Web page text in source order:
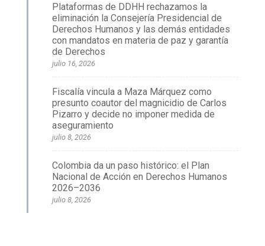
Plataformas de DDHH rechazamos la
eliminación la Consejería Presidencial de
Derechos Humanos y las demás entidades
con mandatos en materia de paz y garantía
de Derechos
julio 16, 2026
Fiscalía vincula a Maza Márquez como
presunto coautor del magnicidio de Carlos
Pizarro y decide no imponer medida de
aseguramiento
julio 8, 2026
Colombia da un paso histórico: el Plan
Nacional de Acción en Derechos Humanos
2026–2036
julio 8, 2026